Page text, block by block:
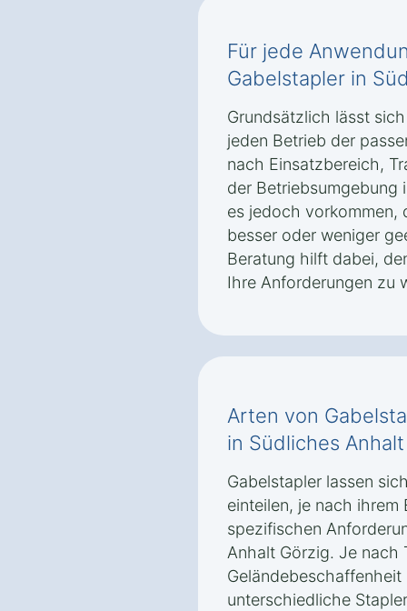
Für jede
Gabelstapler in
Grundsätzlich lässt
jeden Betrieb der
nach Einsatzbereich,
der Betriebsumgebung
es jedoch vorkommen,
besser oder weniger
Beratung hilft dabei,
Ihre Anforderungen zu
Arten von
in Südliches
Gabelstapler lassen
einteilen, je nach
spezifischen
Anhalt Görzig. Je nach
unterschiedliche